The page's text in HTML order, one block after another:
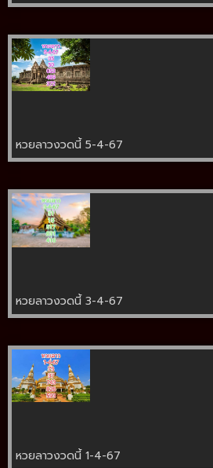
หวยลาวงวดนี้ 5-4-67
หวยลาวงวดนี้ 3-4-67
หวยลาวงวดนี้ 1-4-67